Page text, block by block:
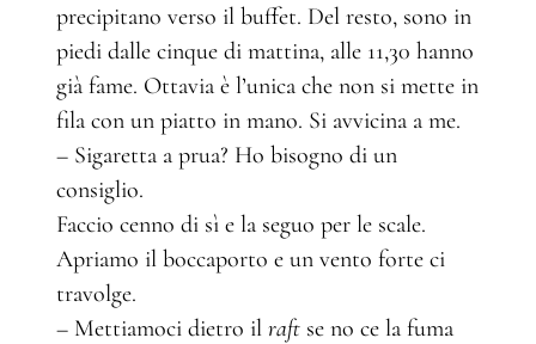
precipitano verso il buffet. Del resto, sono in
piedi dalle cinque di mattina, alle 11,30 hanno
già fame. Ottavia è l’unica che non si mette in
fila con un piatto in mano. Si avvicina a me.
– Sigaretta a prua? Ho bisogno di un
consiglio.
Faccio cenno di sì e la seguo per le scale.
Apriamo il boccaporto e un vento forte ci
travolge.
– Mettiamoci dietro il raft se no ce la fuma